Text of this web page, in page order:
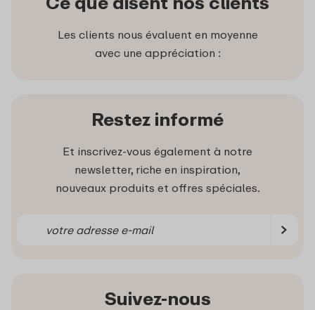
Les clients nous évaluent en moyenne
avec une appréciation :
Restez informé
Et inscrivez-vous également à notre
newsletter, riche en inspiration,
nouveaux produits et offres spéciales.
Suivez-nous